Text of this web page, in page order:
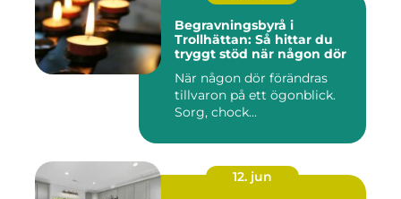
Begravningsbyrå i
Trollhättan: Så hittar du
tryggt stöd när någon dör
När någon dör förändras
tillvaron på ett ögonblick.
Sorg, chock...
12. jun